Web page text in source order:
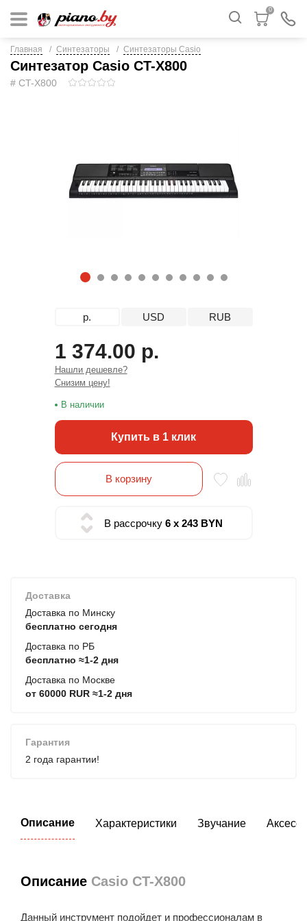
0
Главная Синтезаторы Синтезаторы Casio
Синтезатор Casio CT-X800
# CT-X800
1 2 3 4 5 6 7 8 9
1
1
р. USD RUB
1 374.00 р.
Нашли дешевле?
Снизим цену!
В наличии
Купить в 1 клик
В корзину
В рассрочку 6 x 243 BYN
Доставка
Доставка по Минску
бесплатно сегодня
Доставка по РБ
бесплатно ≈1-2 дня
Доставка по Москве
от 60000 RUR ≈1-2 дня
Гарантия
2 года гарантии!
Описание Характеристики Звучание
Описание Casio CT-X800
Данный инструмент подойдет и профессионалам в